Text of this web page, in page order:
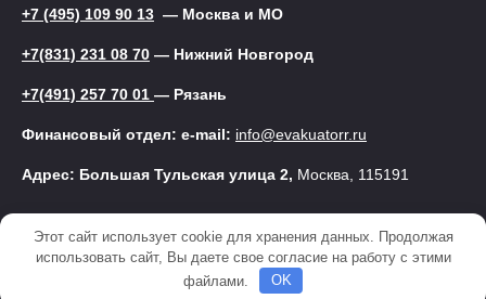
+7 (495) 109 90 13 — Москва и МО
+7(831) 231 08 70 — Нижний Новгород
+7(491) 257 70 01 — Рязань
Финансовый отдел: e-mail: info@evakuatorr.ru
Адрес: Большая Тульская улица 2, Москва, 115191
© 2025 Эвакуатор
Этот сайт использует cookie для хранения данных. Продолжая
использовать сайт, Вы даете свое согласие на работу с этими
файлами.
OK